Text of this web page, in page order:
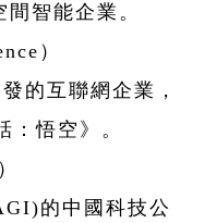
智能企業。
）
的互聯網企業，
悟空》。
的中國科技公